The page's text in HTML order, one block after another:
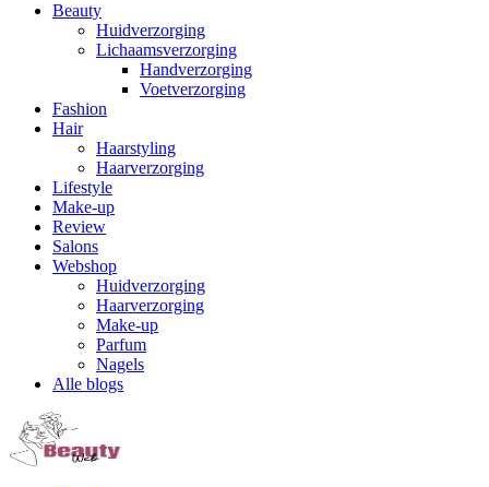
Beauty
Huidverzorging
Lichaamsverzorging
Handverzorging
Voetverzorging
Fashion
Hair
Haarstyling
Haarverzorging
Lifestyle
Make-up
Review
Salons
Webshop
Huidverzorging
Haarverzorging
Make-up
Parfum
Nagels
Alle blogs